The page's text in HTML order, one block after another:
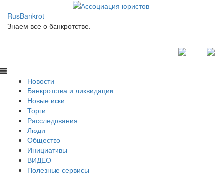
RusBankrot
Знаем все о банкротстве.
Новости
Банкротства и ликвидации
Новые иски
Торги
Расследования
Люди
Общество
Инициативы
ВИДЕО
Полезные сервисы